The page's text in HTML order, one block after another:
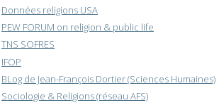
Données religions USA
PEW FORUM on religion & public life
TNS SOFRES
IFOP
BLog de Jean-François Dortier (Sciences Humaines)
Sociologie & Religions (réseau AFS)